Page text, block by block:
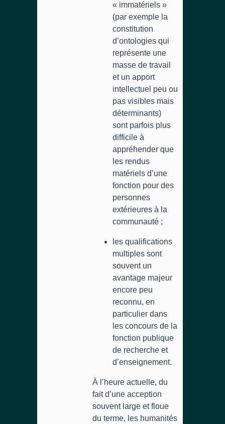
« immatériels »
(par exemple la
constitution
d’ontologies qui
représente une
masse de travail
et un apport
intellectuel peu ou
pas visibles mais
déterminants)
sont parfois plus
difficile à
appréhender que
les rendus
matériels d’une
fonction pour des
personnes
extérieures à la
communauté ;
les qualifications
multiples sont
souvent un
avantage majeur
encore peu
reconnu, en
particulier dans
les concours de la
fonction publique
de recherche et
d’enseignement.
À l’heure actuelle, du
fait d’une acception
souvent large et floue
du terme, les humanités